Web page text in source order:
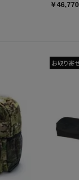
￥46,770